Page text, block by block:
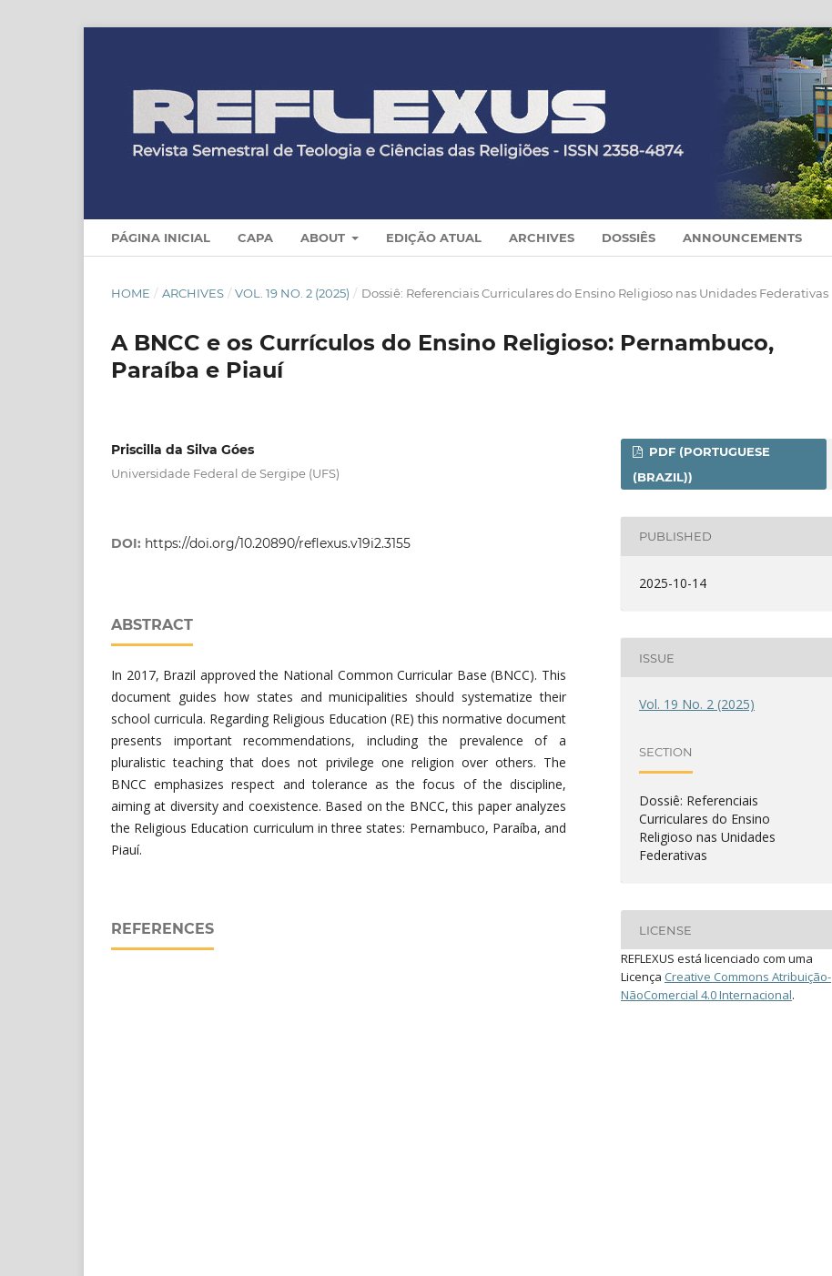
PÁGINA INICIAL CAPA ABOUT EDIÇÃO ATUAL ARCHIVES DOSSIÊS ANNOUNCEMENTS
HOME / ARCHIVES / VOL. 19 NO. 2 (2025) / Dossiê: Referenciais Curriculares do Ensino Religioso nas Unidades Federativas
A BNCC e os Currículos do Ensino Religioso: Pernambuco,
Paraíba e Piauí
Priscilla da Silva Góes
Universidade Federal de Sergipe (UFS)
DOI: https://doi.org/10.20890/reflexus.v19i2.3155
ABSTRACT
In 2017, Brazil approved the National Common Curricular Base (BNCC). This
document guides how states and municipalities should systematize their
school curricula. Regarding Religious Education (RE) this normative document
presents important recommendations, including the prevalence of a
pluralistic teaching that does not privilege one religion over others. The
BNCC emphasizes respect and tolerance as the focus of the discipline,
aiming at diversity and coexistence. Based on the BNCC, this paper analyzes
the Religious Education curriculum in three states: Pernambuco, Paraíba, and
Piauí.
REFERENCES
PDF (PORTUGUESE
(BRAZIL))
PUBLISHED
2025-10-14
ISSUE
Vol. 19 No. 2 (2025)
SECTION
Dossiê: Referenciais
Curriculares do Ensino
Religioso nas Unidades
Federativas
LICENSE
REFLEXUS está licenciado com uma
Licença Creative Commons Atribuição-
NãoComercial 4.0 Internacional.